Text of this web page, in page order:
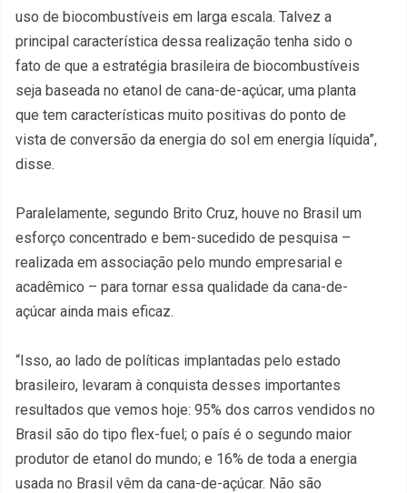
uso de biocombustíveis em larga escala. Talvez a
principal característica dessa realização tenha sido o
fato de que a estratégia brasileira de biocombustíveis
seja baseada no etanol de cana-de-açúcar, uma planta
que tem características muito positivas do ponto de
vista de conversão da energia do sol em energia líquida”,
disse.
Paralelamente, segundo Brito Cruz, houve no Brasil um
esforço concentrado e bem-sucedido de pesquisa –
realizada em associação pelo mundo empresarial e
acadêmico – para tornar essa qualidade da cana-de-
açúcar ainda mais eficaz.
“Isso, ao lado de políticas implantadas pelo estado
brasileiro, levaram à conquista desses importantes
resultados que vemos hoje: 95% dos carros vendidos no
Brasil são do tipo flex-fuel; o país é o segundo maior
produtor de etanol do mundo; e 16% de toda a energia
usada no Brasil vêm da cana-de-açúcar. Não são